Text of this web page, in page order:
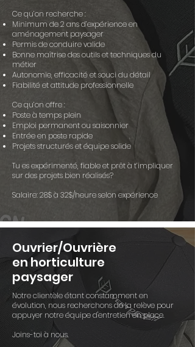
Ce qu’on recherche :
Minimum de 2 ans d’expérience en
aménagement paysager
Permis de conduire valide
Bonne maîtrise des outils et techniques du
métier
Autonomie, efficacité et souci du détail
Fiabilité et attitude professionnelle
Ce qu’on offre :
Poste à temps plein
Emploi permanent ou saisonnier
Entrée en poste rapide
Projets structurés et équipe solide
Tu es expérimenté, fiable et prêt à t’impliquer
sur des projets bien réalisés?
Salaire: 28$ à 32$/heureselon expérience
Ouvrier/Ouvrière
en horticulture
paysager
Notre clientèle étantconstamment en
évolution, nous recherchons de la relève pour
appuyer notre équipe d'entretien en place.
Joins-toi à nous.